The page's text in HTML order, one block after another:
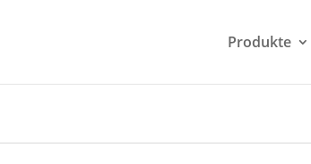
Produkte